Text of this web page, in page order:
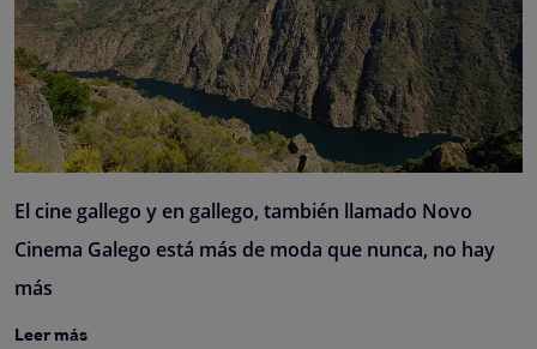
El cine gallego y en gallego, también llamado Novo
Cinema Galego está más de moda que nunca, no hay
más
Leer más